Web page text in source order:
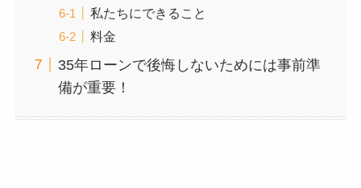
私たちにできること
料金
35年ローンで後悔しないためには事前準
備が重要！